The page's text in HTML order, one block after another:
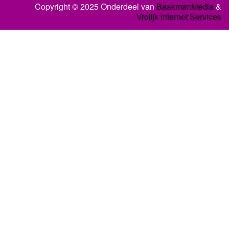
Copyright © 2025 Onderdeel van BaakmanMedia&
Vrolijk Internet Services